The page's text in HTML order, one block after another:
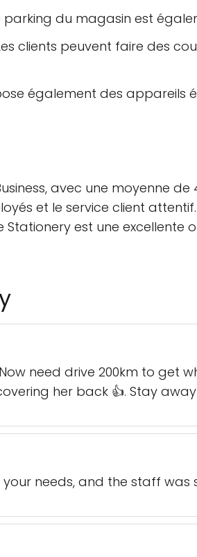
parking du magasin est
clients peuvent faire des
également des appareils
avec une moyenne
et le service client
est une excellente
need drive 200km to get
her back 👍. Stay
needs, and the staff